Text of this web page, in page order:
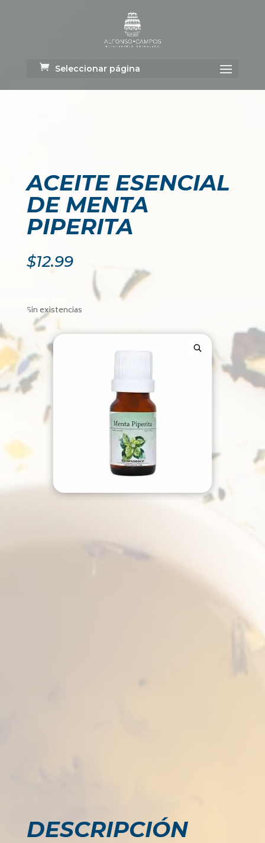
Seleccionar página
ACEITE ESENCIAL
DE MENTA
PIPERITA
$12.99
Sin existencias
DESCRIPCIÓN